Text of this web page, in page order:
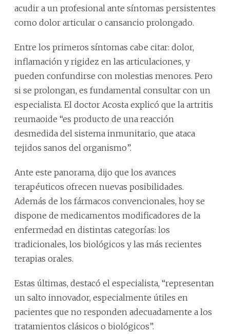
acudir a un profesional ante síntomas persistentes
como dolor articular o cansancio prolongado.
Entre los primeros síntomas cabe citar: dolor,
inflamación y rigidez en las articulaciones, y
pueden confundirse con molestias menores. Pero
si se prolongan, es fundamental consultar con un
especialista. El doctor Acosta explicó que la artritis
reumaoide “es producto de una reacción
desmedida del sistema inmunitario, que ataca
tejidos sanos del organismo”.
Ante este panorama, dijo que los avances
terapéuticos ofrecen nuevas posibilidades.
Además de los fármacos convencionales, hoy se
dispone de medicamentos modificadores de la
enfermedad en distintas categorías: los
tradicionales, los biológicos y las más recientes
terapias orales.
Estas últimas, destacó el especialista, “representan
un salto innovador, especialmente útiles en
pacientes que no responden adecuadamente a los
tratamientos clásicos o biológicos”.